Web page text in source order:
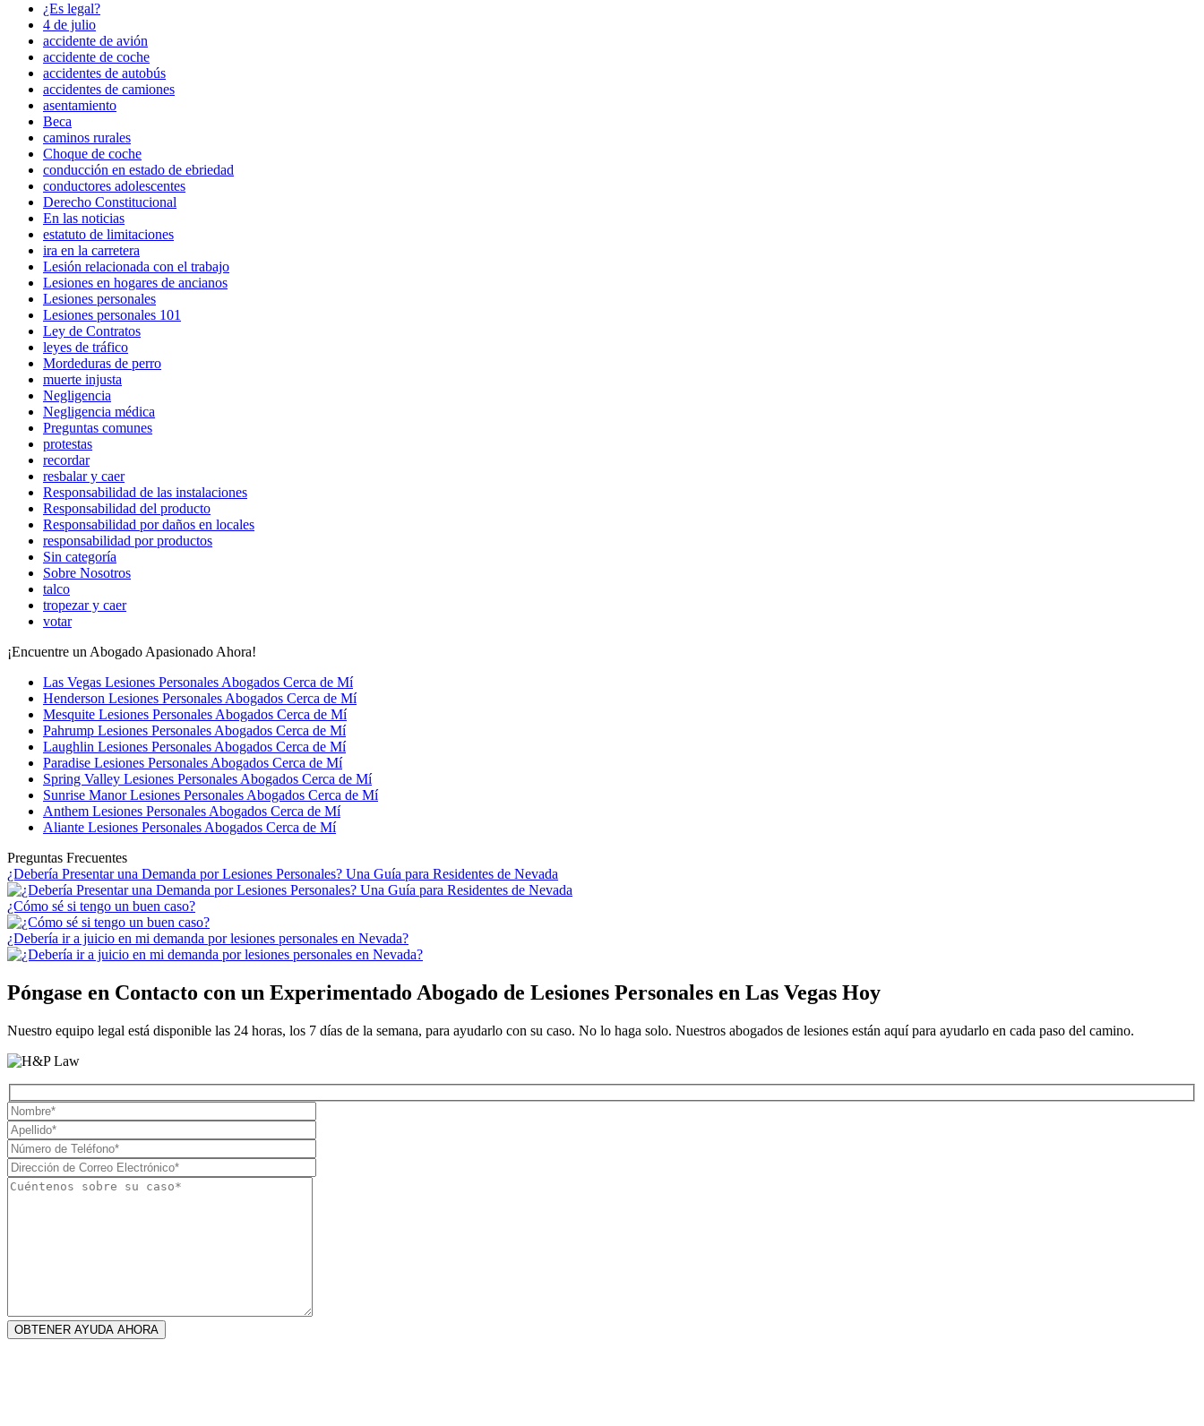
¿Es legal?
4 de julio
accidente de avión
accidente de coche
accidentes de autobús
accidentes de camiones
asentamiento
Beca
caminos rurales
Choque de coche
conducción en estado de ebriedad
conductores adolescentes
Derecho Constitucional
En las noticias
estatuto de limitaciones
ira en la carretera
Lesión relacionada con el trabajo
Lesiones en hogares de ancianos
Lesiones personales
Lesiones personales 101
Ley de Contratos
leyes de tráfico
Mordeduras de perro
muerte injusta
Negligencia
Negligencia médica
Preguntas comunes
protestas
recordar
resbalar y caer
Responsabilidad de las instalaciones
Responsabilidad del producto
Responsabilidad por daños en locales
responsabilidad por productos
Sin categoría
Sobre Nosotros
talco
tropezar y caer
votar
¡Encuentre un Abogado Apasionado Ahora!
Las Vegas Lesiones Personales Abogados Cerca de Mí
Henderson Lesiones Personales Abogados Cerca de Mí
Mesquite Lesiones Personales Abogados Cerca de Mí
Pahrump Lesiones Personales Abogados Cerca de Mí
Laughlin Lesiones Personales Abogados Cerca de Mí
Paradise Lesiones Personales Abogados Cerca de Mí
Spring Valley Lesiones Personales Abogados Cerca de Mí
Sunrise Manor Lesiones Personales Abogados Cerca de Mí
Anthem Lesiones Personales Abogados Cerca de Mí
Aliante Lesiones Personales Abogados Cerca de Mí
Preguntas Frecuentes
¿Debería Presentar una Demanda por Lesiones Personales? Una Guía para Residentes de Nevada
¿Cómo sé si tengo un buen caso?
¿Debería ir a juicio en mi demanda por lesiones personales en Nevada?
Póngase en Contacto con un Experimentado Abogado de Lesiones Personales en Las Vegas Hoy
Nuestro equipo legal está disponible las 24 horas, los 7 días de la semana, para ayudarlo con su caso. No lo haga solo. Nuestros abogados de lesiones están aquí para ayudarlo en cada paso del camino.